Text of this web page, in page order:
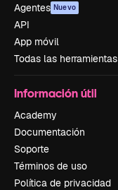
Agentes Nuevo
API
App móvil
Todas las herramientas
Información útil
Academy
Documentación
Soporte
Términos de uso
Política de privacidad